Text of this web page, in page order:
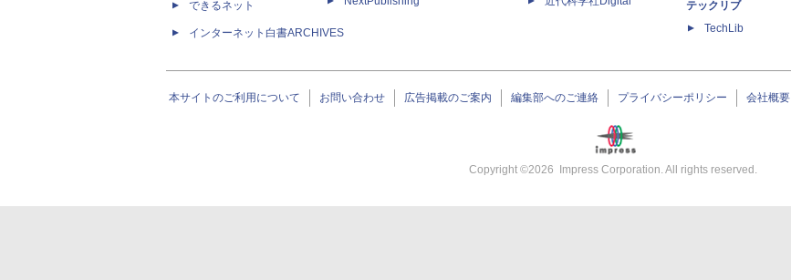
できるネット
インターネット白書ARCHIVES
テックリブ
TechLib
本サイトのご利用について お問い合わせ 広告掲載のご案内 編集部へのご連絡 プライバシーポリシー 会社概要
Copyright ©2026 Impress Corporation. All rights reserved.